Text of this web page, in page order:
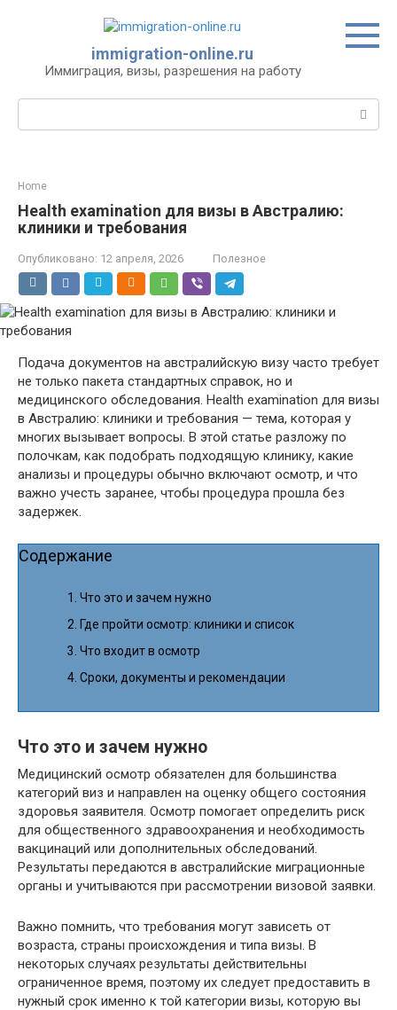
immigration-online.ru
Иммиграция, визы, разрешения на работу
Home
Health examination для визы в Австралию:
клиники и требования
Опубликовано: 12 апреля, 2026 Полезное
Подача документов на австралийскую визу часто требует
не только пакета стандартных справок, но и
медицинского обследования. Health examination для визы
в Австралию: клиники и требования — тема, которая у
многих вызывает вопросы. В этой статье разложу по
полочкам, как подобрать подходящую клинику, какие
анализы и процедуры обычно включают осмотр, и что
важно учесть заранее, чтобы процедура прошла без
задержек.
Содержание
Что это и зачем нужно
Где пройти осмотр: клиники и список
Что входит в осмотр
Сроки, документы и рекомендации
Что это и зачем нужно
Медицинский осмотр обязателен для большинства
категорий виз и направлен на оценку общего состояния
здоровья заявителя. Осмотр помогает определить риск
для общественного здравоохранения и необходимость
вакцинаций или дополнительных обследований.
Результаты передаются в австралийские миграционные
органы и учитываются при рассмотрении визовой заявки.
Важно помнить, что требования могут зависеть от
возраста, страны происхождения и типа визы. В
некоторых случаях результаты действительны
ограниченное время, поэтому их следует предоставить в
нужный срок именно к той категории визы, которую вы